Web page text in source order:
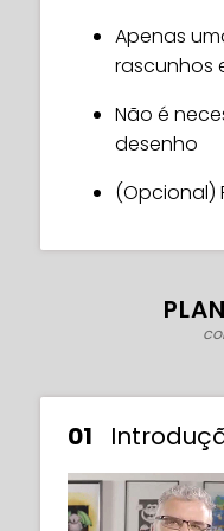
família e
com suas
Parece
esperando?
Apenas
rascunhos
Não é
desenho
(Opcional)
01